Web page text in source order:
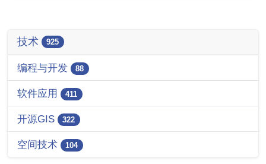
技术 925
编程与开发 88
软件应用 411
开源GIS 322
空间技术 104